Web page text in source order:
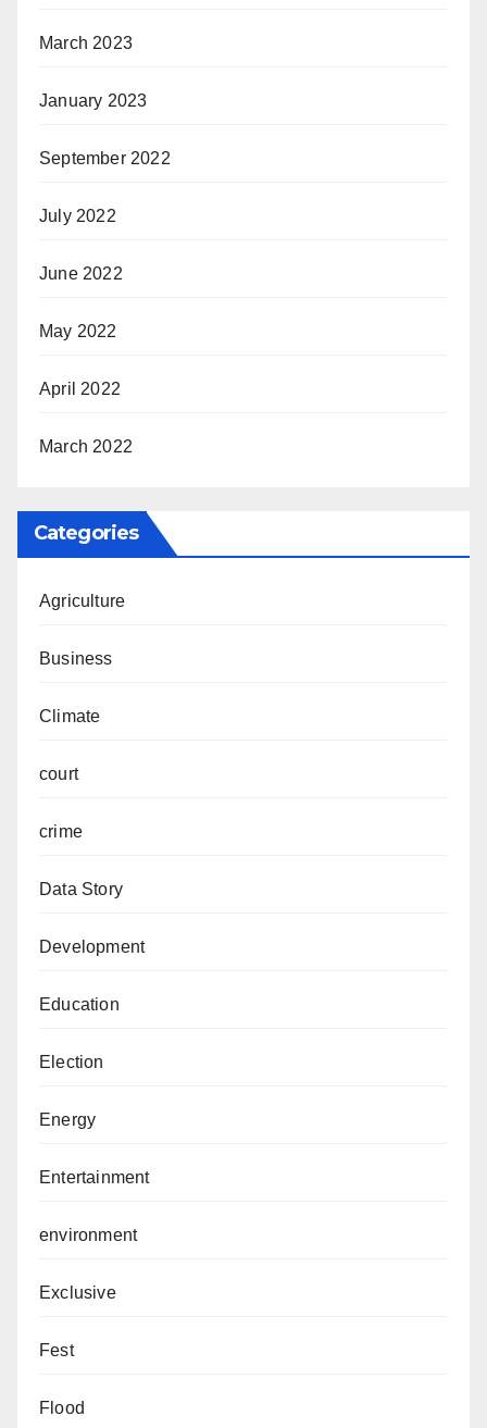
March 2023
January 2023
September 2022
July 2022
June 2022
May 2022
April 2022
March 2022
Categories
Agriculture
Business
Climate
court
crime
Data Story
Development
Education
Election
Energy
Entertainment
environment
Exclusive
Fest
Flood